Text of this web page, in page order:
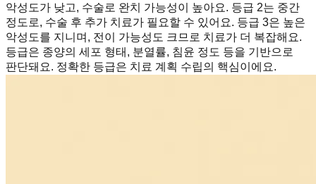
악성도가 낮고, 수술로 완치 가능성이 높아요. 등급 2는 중간
정도로, 수술 후 추가 치료가 필요할 수 있어요. 등급 3은 높은
악성도를 지니며, 전이 가능성도 크므로 치료가 더 복잡해요.
등급은 종양의 세포 형태, 분열률, 침윤 정도 등을 기반으로
판단돼요. 정확한 등급은 치료 계획 수립의 핵심이에요.